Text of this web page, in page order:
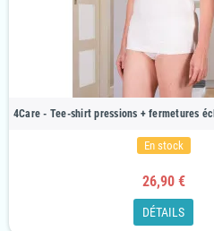
4Care - Tee-shirt pressions + fermetures
En stock
26,90 €
DÉTAILS